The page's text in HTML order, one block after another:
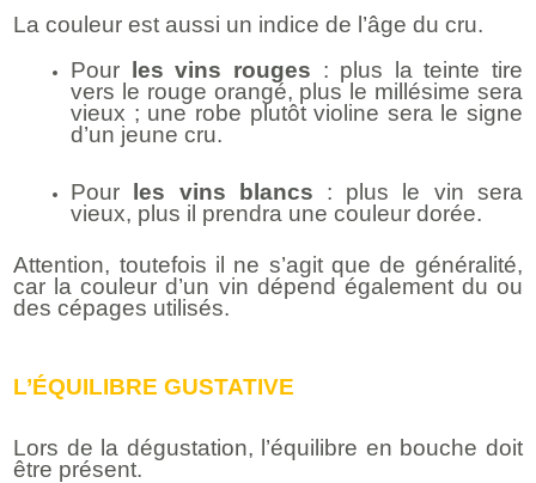
La couleur est aussi un indice de l’âge du cru.
Pour
les vins rouges : plus la teinte tire
vers le rouge orangé, plus le millésime sera
vieux ; une robe plutôt violine sera le signe
d’un jeune cru.
Pour les vins blancs : plus le vin sera
vieux, plus il prendra une couleur dorée.
Attention, toutefois il ne s’agit que de généralité,
car la couleur d’un vin dépend également du ou
des cépages utilisés.
L’ÉQUILIBRE GUSTATIVE
Lors de la dégustation, l’équilibre en bouche doit
être présent.